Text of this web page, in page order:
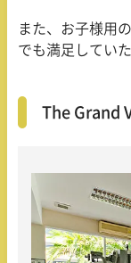
また、お子様用
でも満足してい
The Grand